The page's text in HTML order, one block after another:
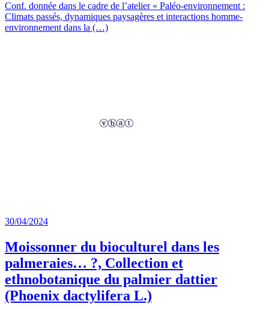
Conf. donnée dans le cadre de l’atelier « Paléo-environnement :
Climats passés, dynamiques paysagères et interactions homme-
environnement dans la (…)
30/04/2024
Moissonner du bioculturel dans les
palmeraies… ?, Collection et
ethnobotanique du palmier dattier
(Phoenix dactylifera L.)